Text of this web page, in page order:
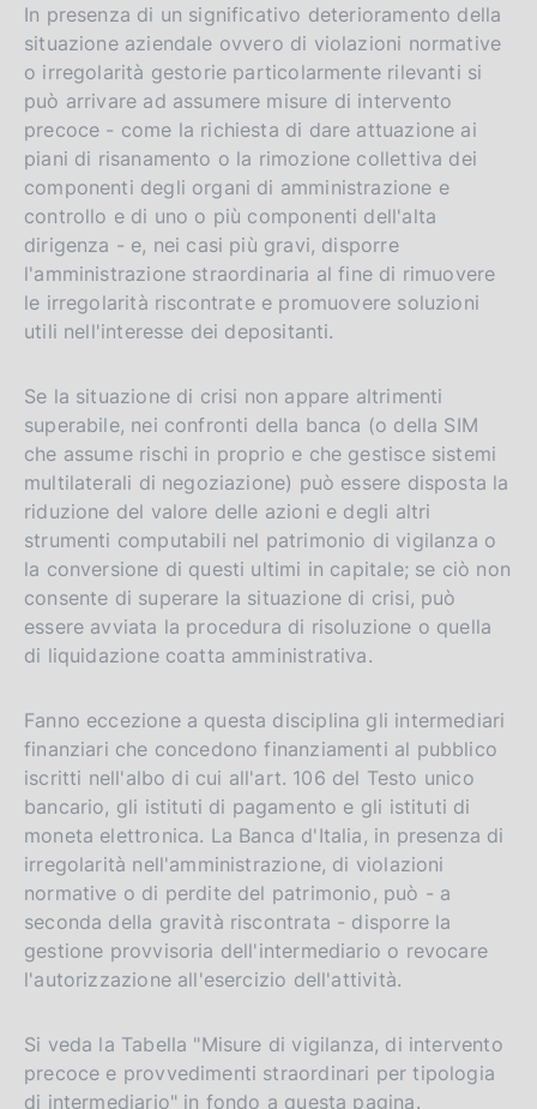
In presenza di un significativo deterioramento della
situazione aziendale ovvero di violazioni normative
o irregolarità gestorie particolarmente rilevanti si
può arrivare ad assumere misure di intervento
precoce - come la richiesta di dare attuazione ai
piani di risanamento o la rimozione collettiva dei
componenti degli organi di amministrazione e
controllo e di uno o più componenti dell'alta
dirigenza - e, nei casi più gravi, disporre
l'amministrazione straordinaria al fine di rimuovere
le irregolarità riscontrate e promuovere soluzioni
utili nell'interesse dei depositanti.
Se la situazione di crisi non appare altrimenti
superabile, nei confronti della banca (o della SIM
che assume rischi in proprio e che gestisce sistemi
multilaterali di negoziazione) può essere disposta la
riduzione del valore delle azioni e degli altri
strumenti computabili nel patrimonio di vigilanza o
la conversione di questi ultimi in capitale; se ciò non
consente di superare la situazione di crisi, può
essere avviata la procedura di risoluzione o quella
di liquidazione coatta amministrativa.
Fanno eccezione a questa disciplina gli intermediari
finanziari che concedono finanziamenti al pubblico
iscritti nell'albo di cui all'art. 106 del Testo unico
bancario, gli istituti di pagamento e gli istituti di
moneta elettronica. La Banca d'Italia, in presenza di
irregolarità nell'amministrazione, di violazioni
normative o di perdite del patrimonio, può - a
seconda della gravità riscontrata - disporre la
gestione provvisoria dell'intermediario o revocare
l'autorizzazione all'esercizio dell'attività.
Si veda la Tabella "Misure di vigilanza, di intervento
precoce e provvedimenti straordinari per tipologia
di intermediario" in fondo a questa pagina.